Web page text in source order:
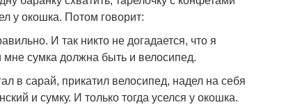
у окошка. Потом говорит:
И так никто не догадается, что я
мне сумка должна быть и велосипед.
в сарай, прикатил велосипед, надел на себя
и сумку. И только тогда уселся у окошка.